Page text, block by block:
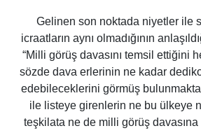
Gelinen son noktada niyetler ile
icraatların aynı olmadığının
“Milli görüş davasını temsil ettiğini
sözde dava erlerinin ne kadar
edebileceklerini görmüş
ile listeye girenlerin ne bu ülkeye
teşkilata ne de milli görüş davasına